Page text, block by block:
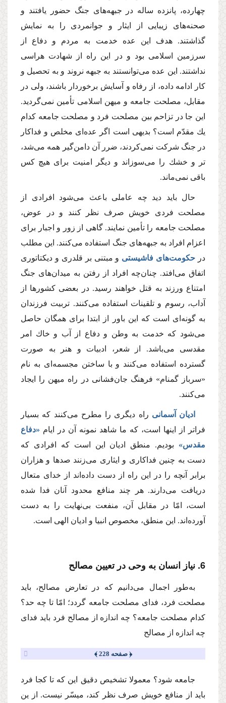
چهارده، پانزده ساله در جبهه‌هاى جنگ حضور یافتند و
صحنه‌هاى زیبایى از ایثار و جوانمردى را به نمایش
گذاشتند. هدف این عده خدمت به مردم و دفاع از
سرزمین اسلامى بود و در این راه از شهادت هراسى
نداشتند. این عده مى‌توانستند به جبهه نروند و به تحصیل و
كار ادامه داده، از رفاه و آسایش برخوردار باشند، ولى در
مقابل، مصلحت جامعه و میهن اسلامى تأمین نمى‌گردید.
این جا در تزاحم بین مصلحت فرد و مصلحت جامعه كدام
یك مقدّم است؟ بدیهى است اگر عده‌اى مخلص و فداكار
در جنگ شركت نمى‌كردند، ضرر آن دامن‌گیر همه مى‌شد،
تر و خشك را مى‌سوزاند و دیگر امنیت براى هیچ كس
باقى نمى‌ماند.
حال باید دید چه عاملى باعث مى‌شود افرادى از
مصلحت فردى خویش صرف نظر كنند و در عوض،
مصلحت جامعه را تأمین نمایند. گاهى از زور و اجبار براى
اعزام افراد به جبهه‌هاى جنگ استفاده مى‌كنند. این مطلب
در حكومت‌هاى فاشیستى و مبتنى بر قلدرى و دیكتاتورى
اتفاق مى‌افتد. چنان‌چه افراد از رفتن به میدان‌هاى جنگ
امتناع ورزند به قتل خواهند رسید. در بعضى كشورها از
آداب، رسوم و تلقینات استفاده مى‌كنند. تربیت فرزندان
به گونه‌اى است كه این باور از ابتدا براى همگان حاصل
مى‌شود كه خدمت به وطن و دفاع از آب و خاك امر
مقدسى مى‌باشد. از شعر، ادبیات و هنر به صورت
گسترده استفاده مى‌كنند و با ساختن مجسمه‌اى به نام
«سرباز گمنام» فرهنگ جان‌فشانى در راه میهن را ایجاد
مى‌كنند.
ادیان آسمانى راه دیگرى را مطرح مى‌كنند كه بسیار
فراتر از اینها است، كه ما شاهد نمونه آن در ایام «دفاع
مقدس» بودیم. منطق ادیان این است كه افرادى كه
دست به چنین فداكارى و ایثارى مى‌زنند صدها و هزاران
برابر آنچه را در این راه از دست داده‌اند از خداى متعال
دریافت مى‌دارند. هر چند منافع محدود آنان فدا شده
است، امّا در مقابل آن، منفعت بى‌نهایت را به دست
آورده‌اند. این منطق، مخصوص انبیا و ادیان الهى است.
6. نیاز انسان به وحى در تعیین مصالح
به‌طور اجمال مى‌دانیم كه در تعارض مصالح، باید
مصلحت فرد، فداى مصلحت جامعه گردد؛ امّا تا چه حد؟
كدام مصلحت جامعه؟ چه اندازه از مصالح فرد باید فداى
چه اندازه از مصالح
﴿ صفحه 228 ﴾
جامعه شود؟ معمولا تشخیص دقیق این كه تا كجا فرد
باید از منافع خویش صرف نظر كند، میسّر نیست. از ین